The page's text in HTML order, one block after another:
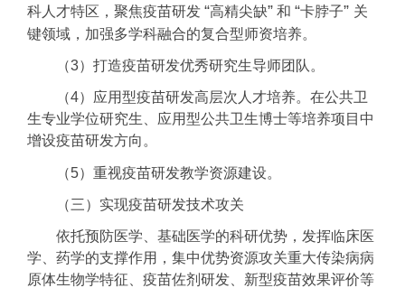
科人才特区，聚焦疫苗研发 “高精尖缺” 和 “卡脖子” 关
键领域，加强多学科融合的复合型师资培养。
（3）打造疫苗研发优秀研究生导师团队。
（4）应用型疫苗研发高层次人才培养。在公共卫
生专业学位研究生、应用型公共卫生博士等培养项目中
增设疫苗研发方向。
（5）重视疫苗研发教学资源建设。
（三）实现疫苗研发技术攻关
依托预防医学、基础医学的科研优势，发挥临床医
学、药学的支撑作用，集中优势资源攻关重大传染病病
原体生物学特征、疫苗佐剂研发、新型疫苗效果评价等